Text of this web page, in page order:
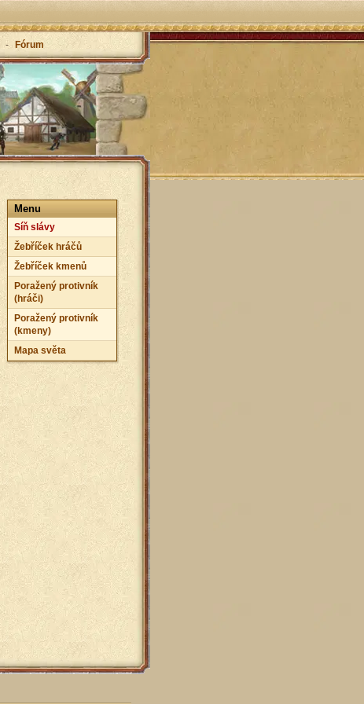
- Fórum
Menu
Síň slávy
Žebříček hráčů
Žebříček kmenů
Poražený protivník
(hráči)
Poražený protivník
(kmeny)
Mapa světa